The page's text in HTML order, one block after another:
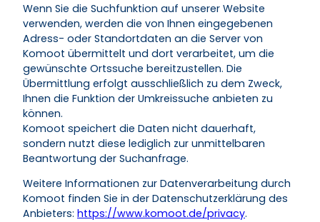
Wenn Sie die Suchfunktion auf unserer Website
verwenden, werden die von Ihnen eingegebenen
Adress- oder Standortdaten an die Server von
Komoot übermittelt und dort verarbeitet, um die
gewünschte Ortssuche bereitzustellen. Die
Übermittlung erfolgt ausschließlich zu dem Zweck,
Ihnen die Funktion der Umkreissuche anbieten zu
können.
Komoot speichert die Daten nicht dauerhaft,
sondern nutzt diese lediglich zur unmittelbaren
Beantwortung der Suchanfrage.
Weitere Informationen zur Datenverarbeitung durch
Komoot finden Sie in der Datenschutzerklärung des
Anbieters: https://www.komoot.de/privacy.